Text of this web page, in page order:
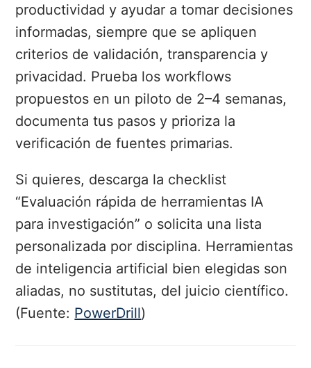
productividad y ayudar a tomar decisiones
informadas, siempre que se apliquen
criterios de validación, transparencia y
privacidad. Prueba los workflows
propuestos en un piloto de 2–4 semanas,
documenta tus pasos y prioriza la
verificación de fuentes primarias.
Si quieres, descarga la checklist
“Evaluación rápida de herramientas IA
para investigación” o solicita una lista
personalizada por disciplina. Herramientas
de inteligencia artificial bien elegidas son
aliadas, no sustitutas, del juicio científico.
(Fuente: PowerDrill)